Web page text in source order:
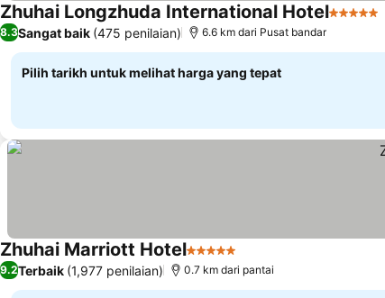
Zhuhai Longzhuda International Hotel5 Bintang
8.3Sangat baik (475 penilaian) 6.6 km dari Pusat bandar
Pilih tarikh untuk melihat harga yang tepat
Zhuhai Marriott Hotel5 Bintang
9.2Terbaik (1,977 penilaian) 0.7 km dari pantai